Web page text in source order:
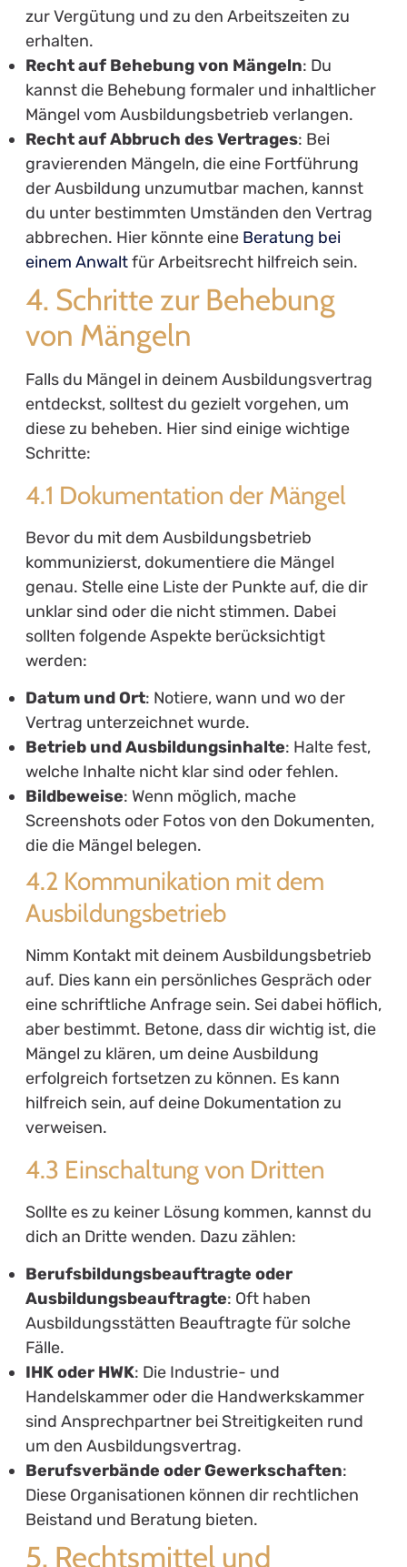
zur Vergütung und zu den Arbeitszeiten zu
erhalten.
Recht auf Behebung von Mängeln: Du
kannst die Behebung formaler und inhaltlicher
Mängel vom Ausbildungsbetrieb verlangen.
Recht auf Abbruch des Vertrages: Bei
gravierenden Mängeln, die eine Fortführung
der Ausbildung unzumutbar machen, kannst
du unter bestimmten Umständen den Vertrag
abbrechen. Hier könnte eine Beratung bei
einem Anwaltfür Arbeitsrecht hilfreich sein.
4. Schritte zur Behebung
von Mängeln
Falls du Mängel in deinem Ausbildungsvertrag
entdeckst, solltest du gezielt vorgehen, um
diese zu beheben. Hier sind einige wichtige
Schritte:
4.1 Dokumentation der Mängel
Bevor du mit dem Ausbildungsbetrieb
kommunizierst, dokumentiere die Mängel
genau. Stelle eine Liste der Punkte auf, die dir
unklar sind oder die nicht stimmen. Dabei
sollten folgende Aspekte berücksichtigt
werden:
Datum und Ort: Notiere, wann und wo der
Vertrag unterzeichnet wurde.
Betrieb und Ausbildungsinhalte: Halte fest,
welche Inhalte nicht klar sind oder fehlen.
Bildbeweise: Wenn möglich, mache
Screenshots oder Fotos von den Dokumenten,
die die Mängel belegen.
4.2 Kommunikation mit dem
Ausbildungsbetrieb
Nimm Kontakt mit deinem Ausbildungsbetrieb
auf. Dies kann ein persönliches Gespräch oder
eine schriftliche Anfrage sein. Sei dabei höflich,
aber bestimmt. Betone, dass dir wichtig ist, die
Mängel zu klären, um deine Ausbildung
erfolgreich fortsetzen zu können. Es kann
hilfreich sein, auf deine Dokumentation zu
verweisen.
4.3 Einschaltung von Dritten
Sollte es zu keiner Lösung kommen, kannst du
dich an Dritte wenden. Dazu zählen:
Berufsbildungsbeauftragte oder
Ausbildungsbeauftragte: Oft haben
Ausbildungsstätten Beauftragte für solche
Fälle.
IHK oder HWK: Die Industrie- und
Handelskammer oder die Handwerkskammer
sind Ansprechpartner bei Streitigkeiten rund
um den Ausbildungsvertrag.
Berufsverbände oder Gewerkschaften:
Diese Organisationen können dir rechtlichen
Beistand und Beratung bieten.
5. Rechtsmittel und